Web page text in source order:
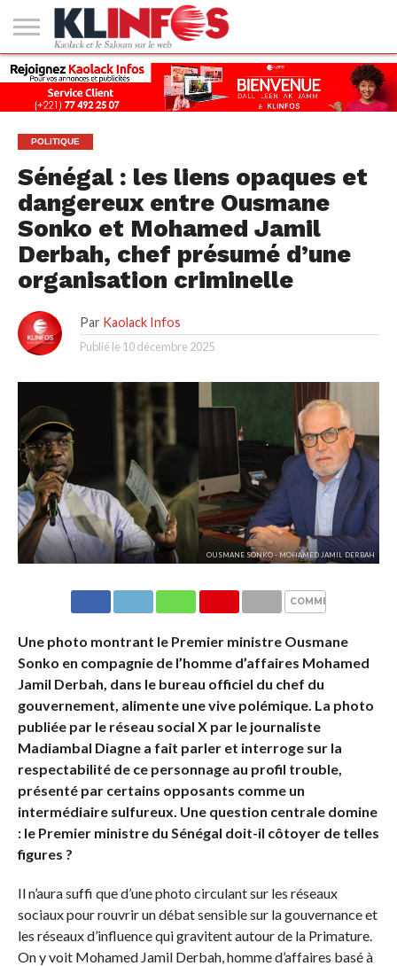
#2
(PAS
DE
TITRE)
KAOLACK
POLITIQUE
ECONOMIE
SOCIÉTÉ
CULTURE
PEOPLE
SPORT
SANTÉ
AFRIQUE
INTERNATIONAL
EMPLOI &
FORMATION
POLITIQUE
Sénégal : les liens opaques et
dangereux entre Ousmane
Sonko et Mohamed Jamil
Derbah, chef présumé d’une
organisation criminelle
Par Kaolack Infos
Publié le 10 décembre 2025
OUSMANE SONKO - MOHAMED JAMIL DERBAH
COMMENTAIRES
Une photo montrant le Premier ministre Ousmane
Sonko en compagnie de l’homme d’affaires Mohamed
Jamil Derbah, dans le bureau officiel du chef du
gouvernement, alimente une vive polémique. La photo
publiée par le réseau social X par le journaliste
Madiambal Diagne a fait parler et interroge sur la
respectabilité de ce personnage au profil trouble,
présenté par certains opposants comme un
intermédiaire sulfureux. Une question centrale domine
: le Premier ministre du Sénégal doit-il côtoyer de telles
figures ?
Il n’aura suffi que d’une photo circulant sur les réseaux
sociaux pour rouvrir un débat sensible sur la gouvernance et
les réseaux d’influence qui gravitent autour de la Primature.
On y voit Mohamed Jamil Derbah, homme d’affaires basé à